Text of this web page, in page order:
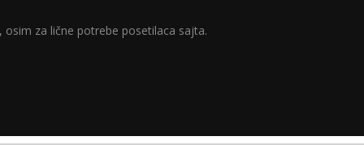
za lične potrebe posetilaca sajta.